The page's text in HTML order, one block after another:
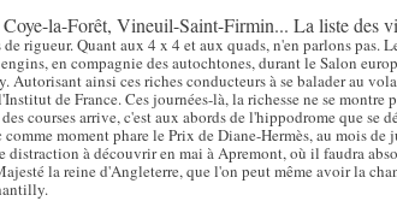
la-Forêt, Vineuil-Saint-Firmin... La liste des
de rigueur. Quant aux 4 x 4 et aux quads, n'en parlons pas.
en compagnie des autochtones, durant le Salon
Autorisant ainsi ces riches conducteurs à se balader au
de France. Ces journées-là, la richesse ne se montre
courses arrive, c'est aux abords de l'hippodrome que se
comme moment phare le Prix de Diane-Hermès, au mois
à découvrir en mai à Apremont, où il faudra
la reine d'Angleterre, que l'on peut même avoir la